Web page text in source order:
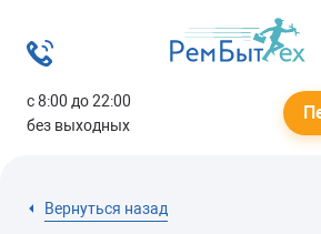
с 8:00 до 22:00
без выходных
Вернуться назад